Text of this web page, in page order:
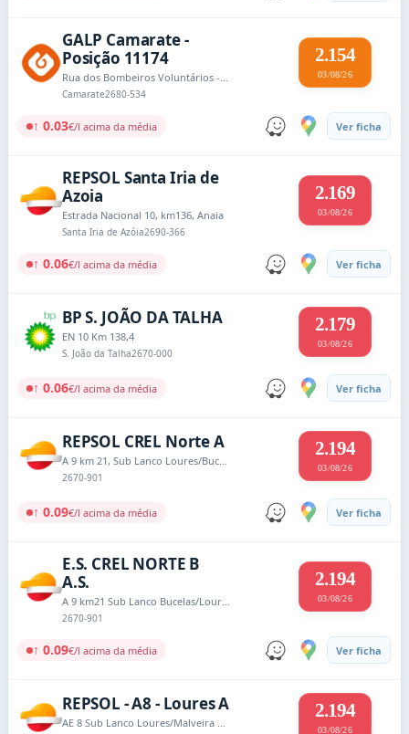
GALP Camarate -
Posição 11174
Rua dos Bombeiros Voluntários - Bairro de São Francisco
Camarate2680-534
2.154
03/08/26
↑ 0.03€/l acima da média Ver ficha
REPSOL Santa Iria de
Azoia
Estrada Nacional 10, km136, Anaia
Santa Iria de Azóia2690-366
2.169
03/08/26
↑ 0.06€/l acima da média Ver ficha
BP S. JOÃO DA TALHA
EN 10 Km 138,4
S. João da Talha2670-000
2.179
03/08/26
↑ 0.06€/l acima da média Ver ficha
REPSOL CREL Norte A
A 9 km 21, Sub Lanco Loures/Bucelas
2670-901
2.194
03/08/26
↑ 0.09€/l acima da média Ver ficha
E.S. CREL NORTE B
A.S.
A 9 km21 Sub Lanco Bucelas/Loures
2670-901
2.194
03/08/26
↑ 0.09€/l acima da média Ver ficha
REPSOL - A8 - Loures A
AE 8 Sub Lanco Loures/Malveira Km 13,95
2.194
03/08/26